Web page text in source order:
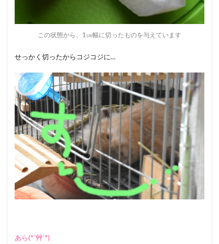
この状態から、1㎝幅に切ったものを与えています
せっかく切ったからコジコジに…
あら(*´艸`*)